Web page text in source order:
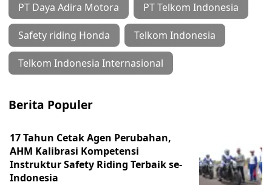
PT Daya Adira Motora PT Telkom Indonesia
Safety riding Honda Telkom Indonesia
Telkom Indonesia Internasional
Berita Populer
17 Tahun Cetak Agen Perubahan,
AHM Kalibrasi Kompetensi
Instruktur Safety Riding Terbaik se-
Indonesia